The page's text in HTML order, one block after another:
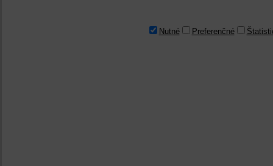
Nutné Preferenčné